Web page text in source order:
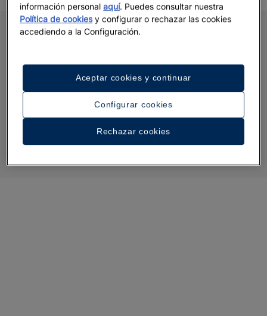
información personalaquí. Puedes consultar nuestra
Política de cookiesy configurar o rechazar las cookies
accediendo a la Configuración.
Configurar cookies
Rechazar cookies
Aceptar cookies y continuar